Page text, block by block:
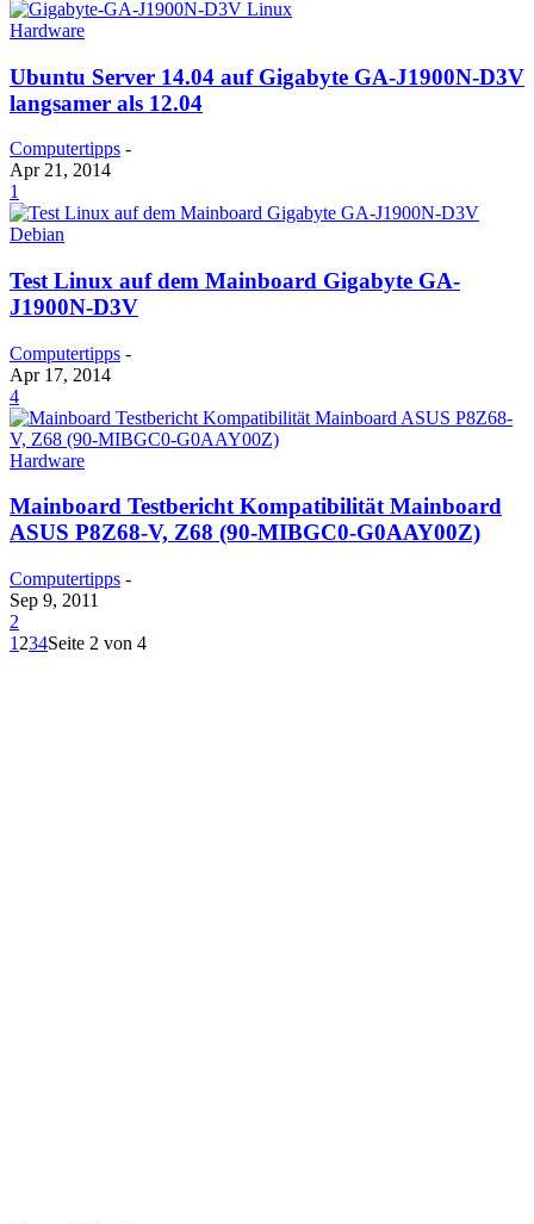
Hardware
Ubuntu Server 14.04 auf Gigabyte GA-J1900N-D3V
langsamer als 12.04
Computertipps -
Apr 21, 2014
1
Debian
Test Linux auf dem Mainboard Gigabyte GA-
J1900N-D3V
Computertipps -
Apr 17, 2014
4
Hardware
Mainboard Testbericht Kompatibilität Mainboard
ASUS P8Z68-V, Z68 (90-MIBGC0-G0AAY00Z)
Computertipps -
Sep 9, 2011
2
1 234Seite 2 von 4